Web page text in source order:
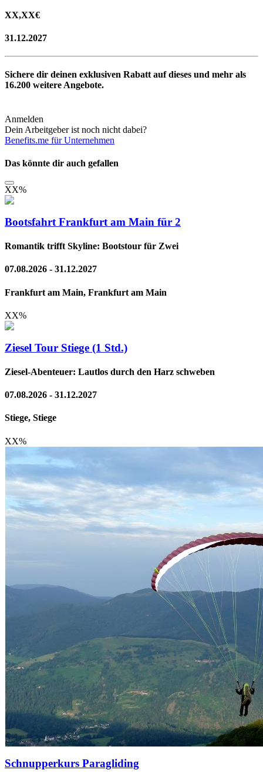
XX,XX€
31.12.2027
Sichere dir deinen exklusiven Rabatt auf dieses und mehr als
16.200 weitere Angebote.
Anmelden
Dein Arbeitgeber ist noch nicht dabei?
Benefits.me für Unternehmen
Das könnte dir auch gefallen
XX%
Bootsfahrt Frankfurt am Main für 2
Romantik trifft Skyline: Bootstour für Zwei
07.08.2026 - 31.12.2027
Frankfurt am Main, Frankfurt am Main
XX%
Ziesel Tour Stiege (1 Std.)
Ziesel-Abenteuer: Lautlos durch den Harz schweben
07.08.2026 - 31.12.2027
Stiege, Stiege
XX%
Schnupperkurs Paragliding